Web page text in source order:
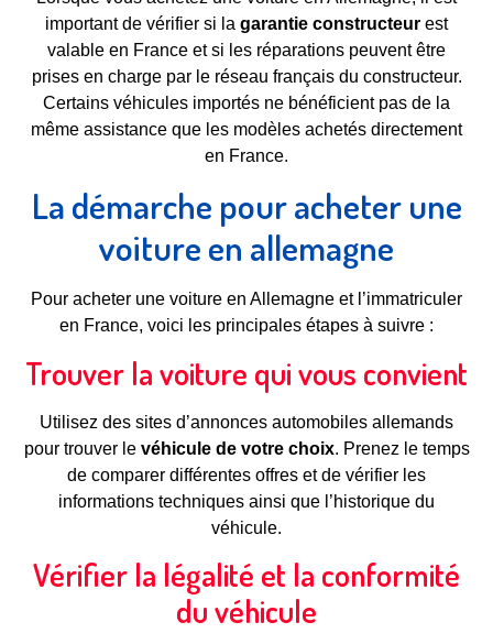
important de vérifier si la garantie constructeur est
valable en France et si les réparations peuvent être
prises en charge par le réseau français du constructeur.
Certains véhicules importés ne bénéficient pas de la
même assistance que les modèles achetés directement
en France.
La démarche pour acheter une
voiture en allemagne
Pour acheter une voiture en Allemagne et l’immatriculer
en France, voici les principales étapes à suivre :
Trouver la voiture qui vous convient
Utilisez des sites d’annonces automobiles allemands
pour trouver levéhicule de votre choix. Prenez le temps
de comparer différentes offres et de vérifier les
informations techniques ainsi que l’historique du
véhicule.
Vérifier la légalité et la conformité
du véhicule